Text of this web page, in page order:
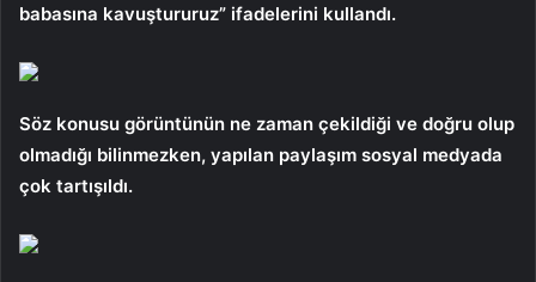
babasına kavuştururuz” ifadelerini kullandı.
Söz konusu görüntünün ne zaman çekildiği ve doğru olup
olmadığı bilinmezken, yapılan paylaşım sosyal medyada
çok tartışıldı.